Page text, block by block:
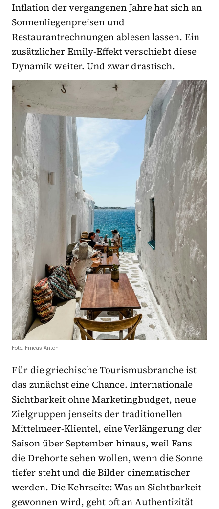
Inflation der vergangenen Jahre hat sich an
Sonnenliegenpreisen und
Restaurantrechnungen ablesen lassen. Ein
zusätzlicher Emily-Effekt verschiebt diese
Dynamik weiter. Und zwar drastisch.
Foto: Fineas Anton
Für die griechische Tourismusbranche ist
das zunächst eine Chance. Internationale
Sichtbarkeit ohne Marketingbudget, neue
Zielgruppen jenseits der traditionellen
Mittelmeer-Klientel, eine Verlängerung der
Saison über September hinaus, weil Fans
die Drehorte sehen wollen, wenn die Sonne
tiefer steht und die Bilder cinematischer
werden. Die Kehrseite: Was an Sichtbarkeit
gewonnen wird, geht oft an Authentizität